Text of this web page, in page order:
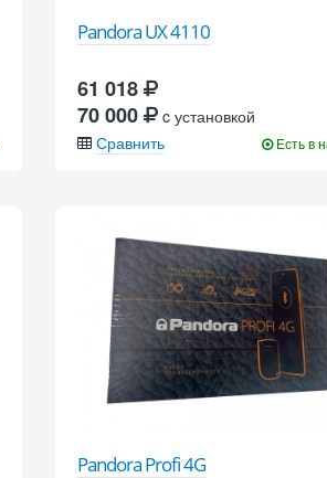
Pandora UX 4110
61 018
70 000
c установкой
Сравнить
Есть в
Pandora Profi 4G